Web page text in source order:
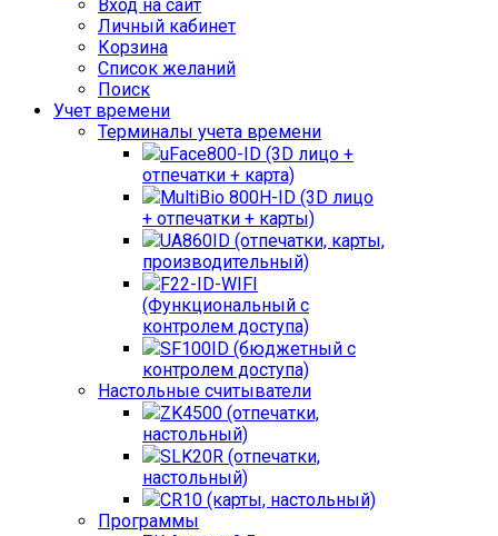
Вход на сайт
Личный кабинет
Корзина
Список желаний
Поиск
Учет времени
Терминалы учета времени
uFace800-ID (3D лицо +
отпечатки + карта)
MultiBio 800H-ID (3D лицо
+ отпечатки + карты)
UA860ID (отпечатки, карты,
производительный)
F22-ID-WIFI
(Функциональный с
контролем доступа)
SF100ID (бюджетный с
контролем доступа)
Настольные считыватели
ZK4500 (отпечатки,
настольный)
SLK20R (отпечатки,
настольный)
CR10 (карты, настольный)
Программы